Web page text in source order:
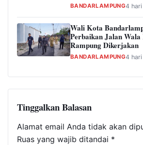
BANDARLAMPUNG4
Wali Kota
Perbaikan Jalan
Rampung Dikerjakan
BANDARLAMPUNG4
Tinggalkan Balasan
Alamat email Anda tidak akan
Ruas yang wajib ditandai *